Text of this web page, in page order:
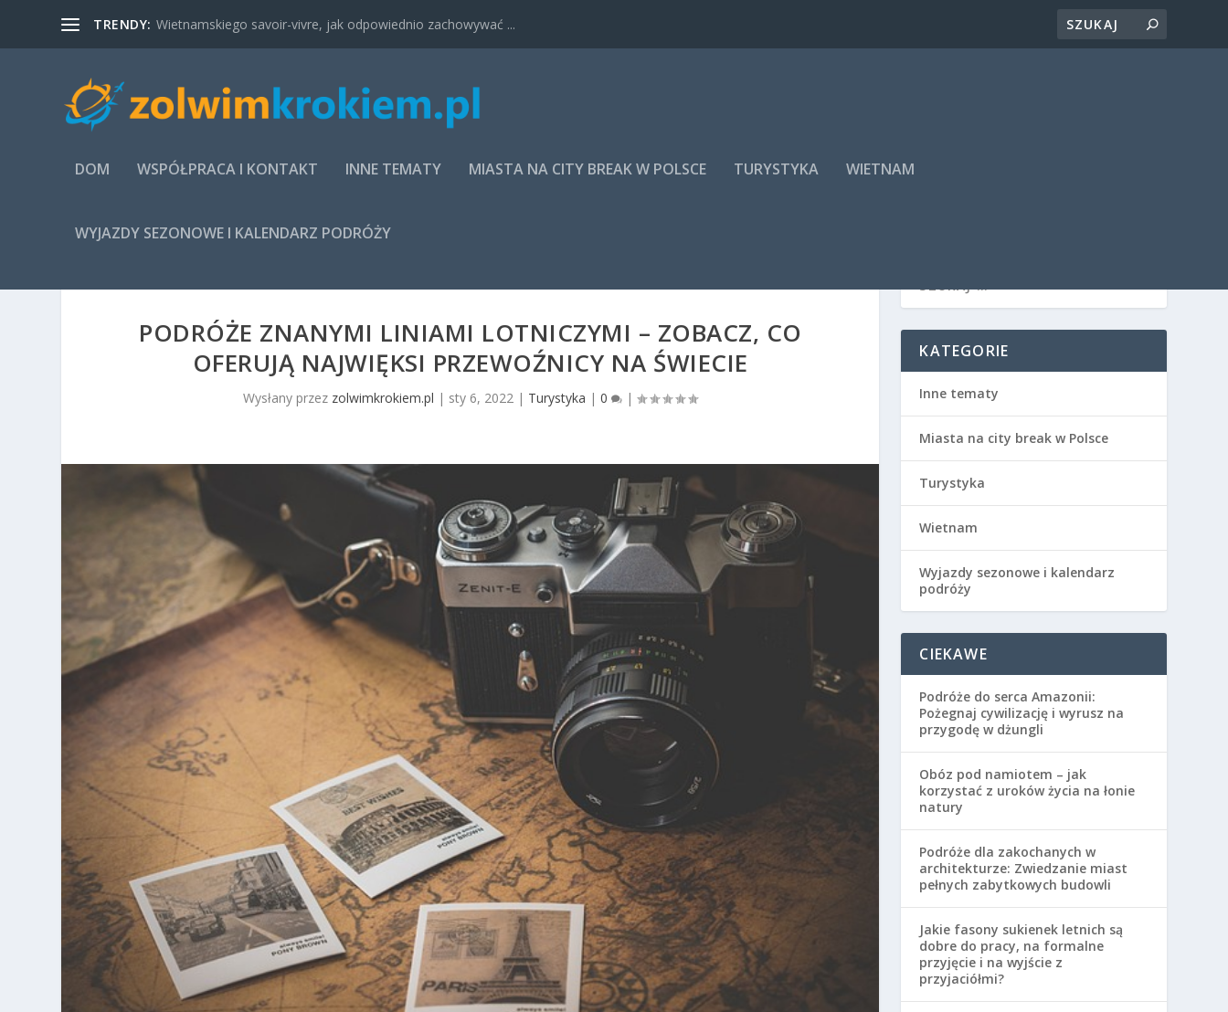
TRENDY: Wietnamskiego savoir-vivre, jak odpowiednio zachowywać ...
DOM WSPÓŁPRACA I KONTAKT INNE TEMATY MIASTA NA CITY BREAK W POLSCE TURYSTYKA WIETNAM
WYJAZDY SEZONOWE I KALENDARZ PODRÓŻY
PODRÓŻE ZNANYMI LINIAMI LOTNICZYMI – ZOBACZ, CO
OFERUJĄ NAJWIĘKSI PRZEWOŹNICY NA ŚWIECIE
Wysłany przez zolwimkrokiem.pl | sty 6, 2022 | Turystyka |0 |
KATEGORIE
Inne tematy
Miasta na city break w Polsce
Turystyka
Wietnam
Wyjazdy sezonowe i kalendarz
podróży
CIEKAWE
Podróże do serca Amazonii:
Pożegnaj cywilizację i wyrusz na
przygodę w dżungli
Obóz pod namiotem – jak
korzystać z uroków życia na łonie
natury
Podróże dla zakochanych w
architekturze: Zwiedzanie miast
pełnych zabytkowych budowli
Jakie fasony sukienek letnich są
dobre do pracy, na formalne
przyjęcie i na wyjście z
przyjaciółmi?